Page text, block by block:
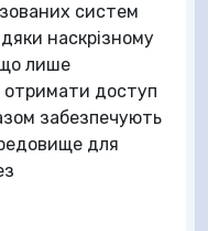
систем
наскрізному
лише
отримати доступ
забезпечують
для